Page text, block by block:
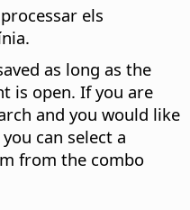
els
as long as the
is open. If you are
and you would like
can select a
from the combo